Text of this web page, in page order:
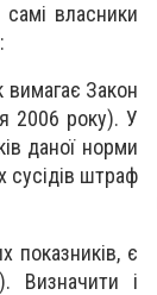
самі власники
вимагає Закон
2006 року). У
даної норми
сусідів штраф
є
Визначити і